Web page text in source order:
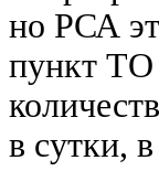
но РСА
пункт ТО
в сутки,